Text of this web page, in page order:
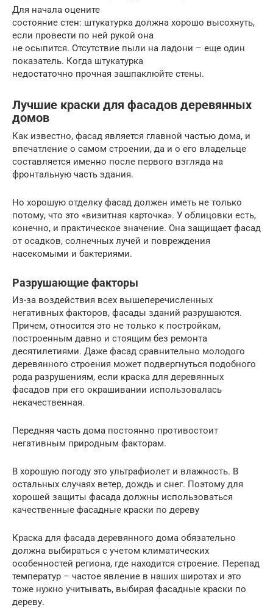
Для начала оцените
состояние стен: штукатурка должна хорошо высохнуть,
если провести по ней рукой она
не осыпится. Отсутствие пыли на ладони – еще один
показатель. Когда штукатурка
недостаточно прочная зашпаклюйте стены.
Лучшие краски для фасадов деревянных
домов
Как известно, фасад является главной частью дома, и
впечатление о самом строении, да и о его владельце
составляется именно после первого взгляда на
фронтальную часть здания.
Но хорошую отделку фасад должен иметь не только
потому, что это «визитная карточка». У облицовки есть,
конечно, и практическое значение. Она защищает фасад
от осадков, солнечных лучей и повреждения
насекомыми и бактериями.
Разрушающие факторы
Из-за воздействия всех вышеперечисленных
негативных факторов, фасады зданий разрушаются.
Причем, относится это не только к постройкам,
построенным давно и стоящим без ремонта
десятилетиями. Даже фасад сравнительно молодого
деревянного строения может подвергнуться подобного
рода разрушениям, если краска для деревянных
фасадов при его окрашивании использовалась
некачественная.
Передняя часть дома постоянно противостоит
негативным природным факторам.
В хорошую погоду это ультрафиолет и влажность. В
остальных случаях ветер, дождь и снег. Поэтому для
хорошей защиты фасада должны использоваться
качественные фасадные краски по дереву
Краска для фасада деревянного дома обязательно
должна выбираться с учетом климатических
особенностей региона, где находится строение. Перепад
температур – частое явление в наших широтах и это
тоже нужно учитывать, выбирая фасадные краски по
дереву.